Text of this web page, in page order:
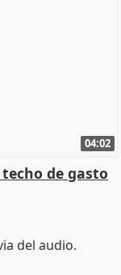
04:02
de gasto